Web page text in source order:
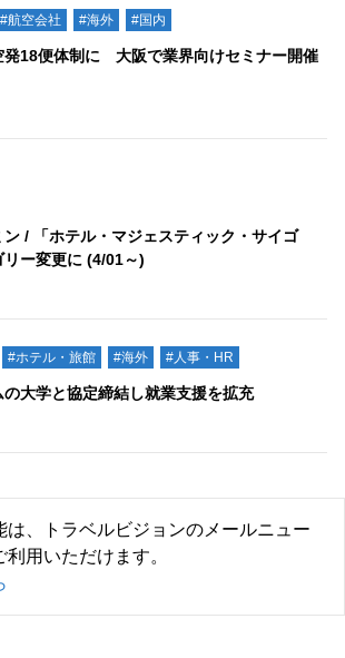
#航空会社 #海外 #国内
発18便体制に 大阪で業界向けセミナー開催
/ 「ホテル・マジェスティック・サイゴ
ー変更に (4/01～)
#ホテル・旅館 #海外 #人事・HR
の大学と協定締結し就業支援を拡充
は、トラベルビジョンのメールニュー
用いただけます。